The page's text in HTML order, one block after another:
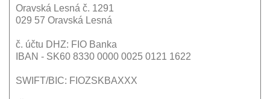
Oravská Lesná č. 1291
029 57 Oravská Lesná
č. účtu DHZ: FIO Banka
IBAN - SK60 8330 0000 0025 0121 1622
SWIFT/BIC: FIOZSKBAXXX